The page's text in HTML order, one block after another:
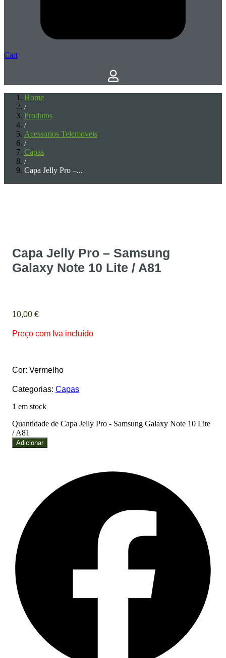
Cart
Home
/
Produtos
/
Acessorios Telemoveis
/
Capas
/
Capa Jelly Pro –...
Capa Jelly Pro – Samsung
Galaxy Note 10 Lite / A81
10,00 €
Preço com Iva incluído
Cor: Vermelho
Categorias: Capas
1 em stock
Quantidade de Capa Jelly Pro - Samsung Galaxy Note 10 Lite
/ A81
Adicionar